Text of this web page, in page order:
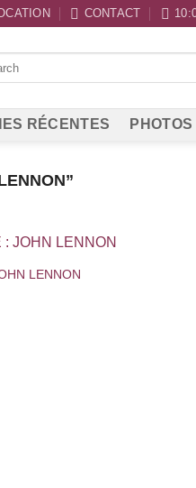
CONTACT
RÉCENTES PHOTOS
LENNON